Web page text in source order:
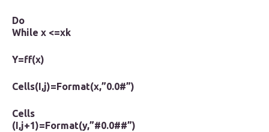
Do
While x <=xk
Y=ff(x)
Cells(I,j)=Format(x,”0.0#”)
Cells
(I,j+1)=Format(y,”#0.0##”)